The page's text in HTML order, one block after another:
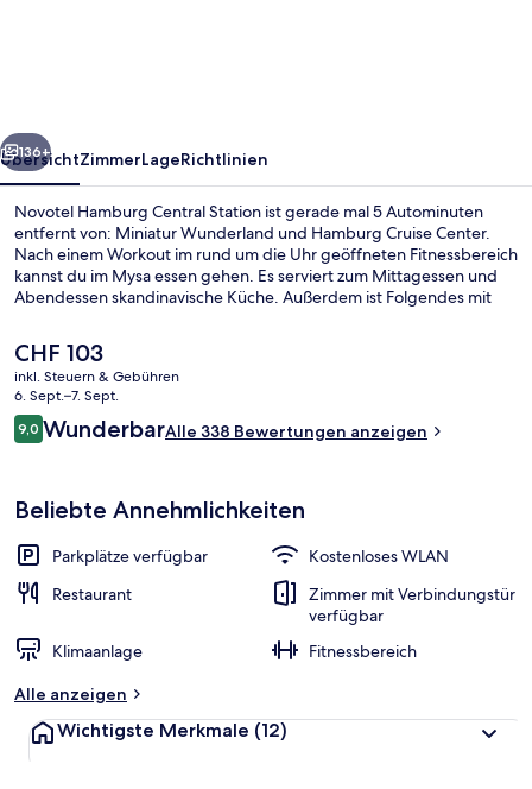
Weiter
136+
ÜbersichtZimmerLageRichtlinien
Novotel Hamburg Central Station ist gerade mal 5 Autominuten
entfernt von: Miniatur Wunderland und Hamburg Cruise Center.
Nach einem Workout im rund um die Uhr geöffneten Fitnessbereich
kannst du im Mysa essen gehen. Es serviert zum Mittagessen und
Abendessen skandinavische Küche. Außerdem ist Folgendes mit
Reeperbahn. Die Unterkunft ist nur einen kurzen Fußmarsch von
den öffentlichen Verkehrsmitteln entfernt: Zur U-Bahn läuft man 3
Minuten (Haltestelle Steinstraße) bzw. 5 Minuten (Haltestelle
Mönckebergstraße).
Der
aktuelle
Preis
beträgt
CHF 103.
CHF 103
inkl. Steuern & Gebühren
6. Sept.–7. Sept.
Bewertungen
9,09,0 von 10.
WunderbarAlle 338 Bewertungen anzeigen
Beliebte Annehmlichkeiten
Parkplätze verfügbar
Kostenloses WLAN
Restaurant
Zimmer mit Verbindungstür
verfügbar
Klimaanlage
Fitnessbereich
Alle anzeigen
Wichtigste Merkmale (12)